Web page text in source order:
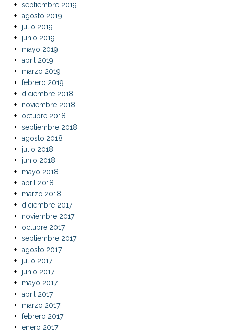
septiembre 2019
agosto 2019
julio 2019
junio 2019
mayo 2019
abril 2019
marzo 2019
febrero 2019
diciembre 2018
noviembre 2018
octubre 2018
septiembre 2018
agosto 2018
julio 2018
junio 2018
mayo 2018
abril 2018
marzo 2018
diciembre 2017
noviembre 2017
octubre 2017
septiembre 2017
agosto 2017
julio 2017
junio 2017
mayo 2017
abril 2017
marzo 2017
febrero 2017
enero 2017